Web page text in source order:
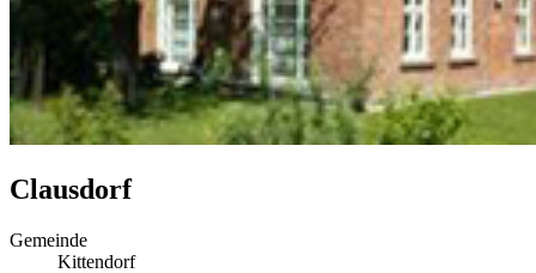
Clausdorf
Gemeinde
Kittendorf